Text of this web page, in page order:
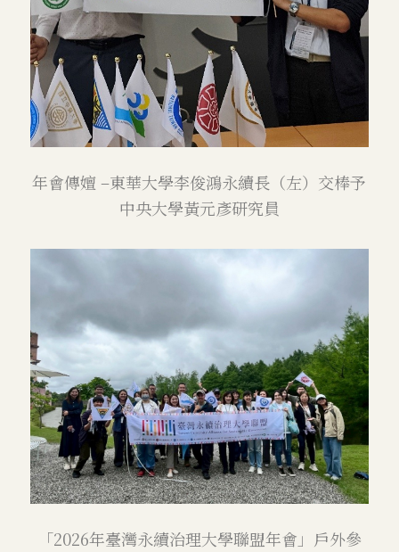
年會傳嬗 –東華大學李俊鴻永續長（左）交棒予
中央大學黃元彥研究員
「2026年臺灣永續治理大學聯盟年會」戶外參